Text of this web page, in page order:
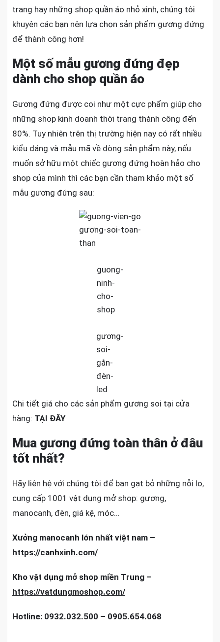
trang hay những shop quần áo nhỏ xinh, chúng tôi
khuyên các bạn nên lựa chọn sản phẩm gương đứng
để thành công hơn!
Một số mẫu gương đứng đẹp
dành cho shop quần áo
Gương đứng được coi như một cực phẩm giúp cho
những shop kinh doanh thời trang thành công đến
80%. Tuy nhiên trên thị trường hiện nay có rất nhiều
kiểu dáng và mẫu mã về dòng sản phẩm này, nếu
muốn sở hữu một chiếc gương đứng hoàn hảo cho
shop của mình thì các bạn cần tham khảo một số
mẫu gương đứng sau:
gương-soi-toan-
than
guong-
ninh-
cho-
shop
gương-
soi-
gắn-
đèn-
led
Chi tiết giá cho các sản phẩm gương soi tại cửa
hàng: TẠI ĐÂY
Mua gương đứng toàn thân ở đâu
tốt nhất?
Hãy liên hệ với chúng tôi để bạn gạt bỏ những nỗi lo,
cung cấp 1001 vật dụng mở shop: gương,
manocanh, đèn, giá kệ, móc…
Xưởng manocanh lớn nhất việt nam –
https://canhxinh.com/
Kho vật dụng mở shop miền Trung –
https://vatdungmoshop.com/
Hotline: 0932.032.500 – 0905.654.068